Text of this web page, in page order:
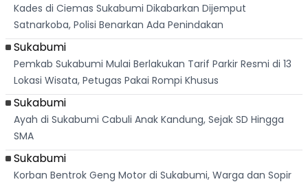
Kades di Ciemas Sukabumi Dikabarkan Dijemput
Satnarkoba, Polisi Benarkan Ada Penindakan
Sukabumi
Pemkab Sukabumi Mulai Berlakukan Tarif Parkir Resmi di 13
Lokasi Wisata, Petugas Pakai Rompi Khusus
Sukabumi
Ayah di Sukabumi Cabuli Anak Kandung, Sejak SD Hingga
SMA
Sukabumi
Korban Bentrok Geng Motor di Sukabumi, Warga dan Sopir